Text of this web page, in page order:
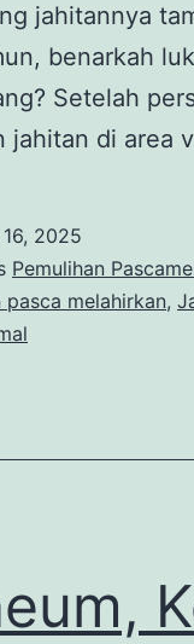
jahitannya
benarkah
Setelah
jahitan di area
2025
Pemulihan
pasca melahirkan,